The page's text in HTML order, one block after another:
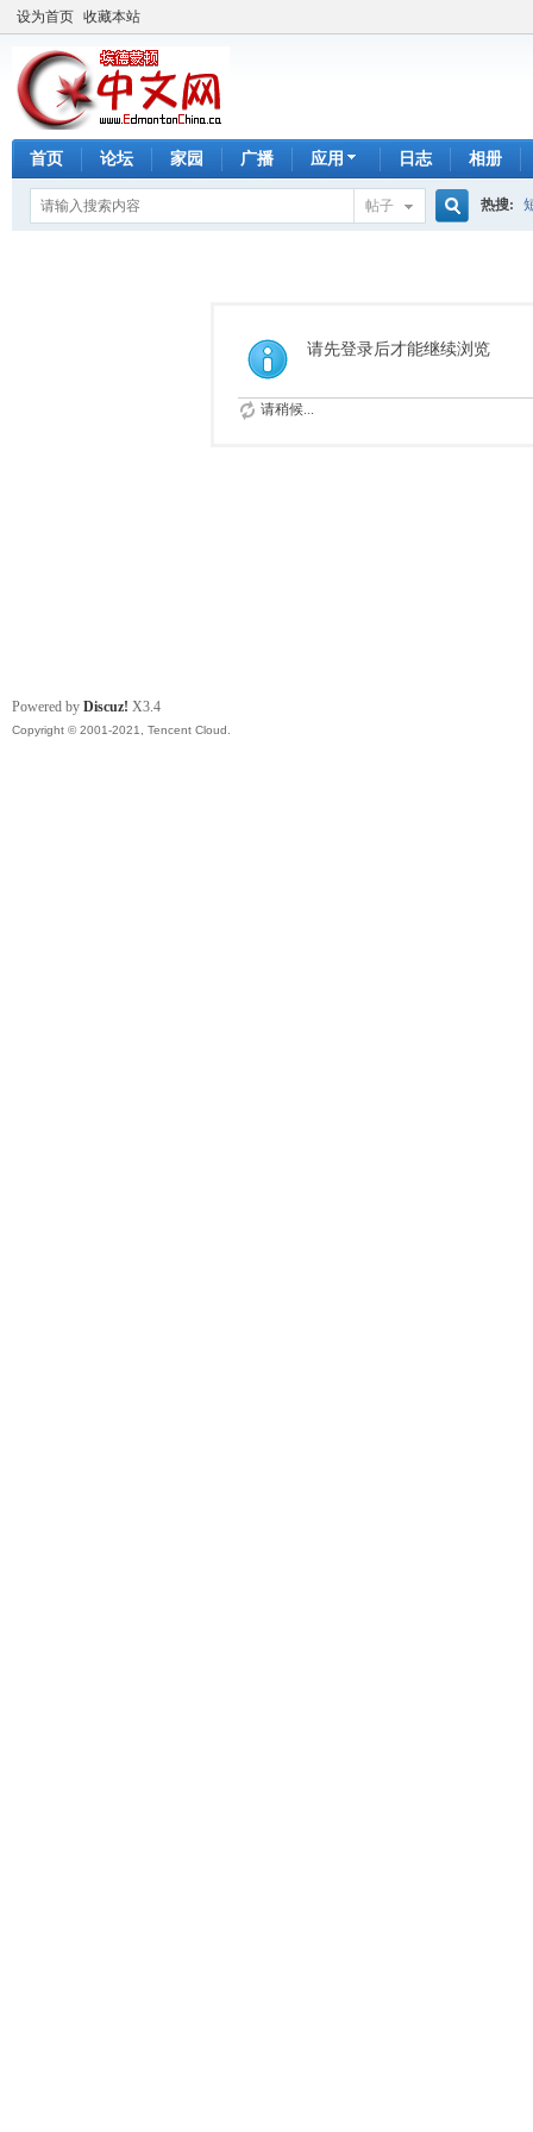
设为首页 收藏本站
首页 论坛 家园 广播 应用 日志 相册
帖子
索
热搜:
请先登录后才能继续浏览
请稍候...
Powered by Discuz! X3.4
Copyright © 2001-2021, Tencent Cloud.